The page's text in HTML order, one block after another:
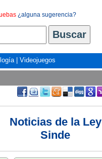
¿alguna sugerencia?
| Videojuegos
Noticias de la Ley
Sinde